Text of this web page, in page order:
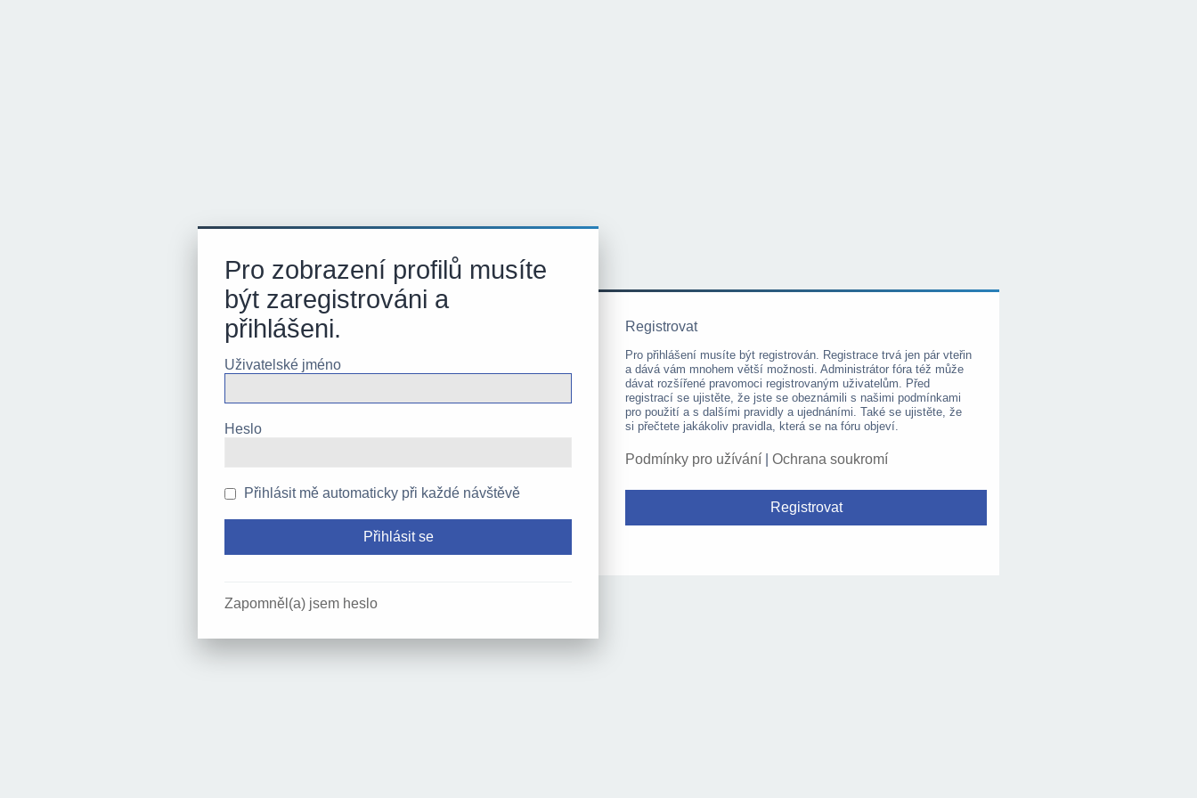
Pro zobrazení profilů musíte
být zaregistrováni a
přihlášeni.
Uživatelské jméno
Heslo
Přihlásit mě automaticky při každé návštěvě
Zapomněl(a) jsem heslo
Registrovat
Pro přihlášení musíte být registrován. Registrace trvá jen pár vteřin
a dává vám mnohem větší možnosti. Administrátor fóra též může
dávat rozšířené pravomoci registrovaným uživatelům. Před
registrací se ujistěte, že jste se obeznámili s našimi podmínkami
pro použití a s dalšími pravidly a ujednáními. Také se ujistěte, že
si přečtete jakákoliv pravidla, která se na fóru objeví.
Podmínky pro užívání Ochrana soukromí
Registrovat